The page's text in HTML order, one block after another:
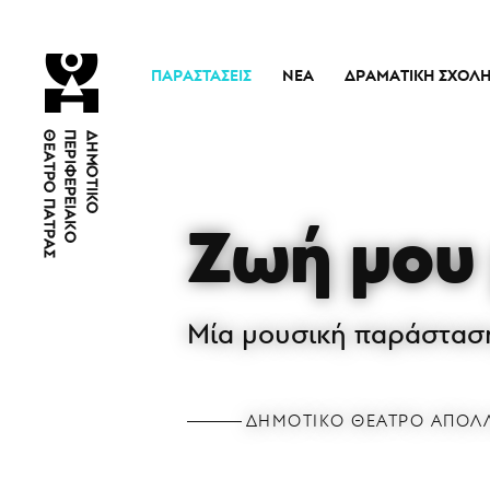
ΠΑΡΑΣΤΆΣΕΙΣ
Εισιτήρια
ΝΈΑ ΔΡΑΜΑΤΙΚΉ ΣΧΟΛΉ
Ζωή μου
Μία μουσική
ΔΗΜΟΤΙΚΌ ΘΈΑΤΡΟ